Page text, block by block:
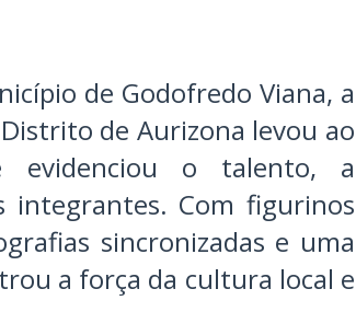
de Godofredo Viana, a
de Aurizona levou ao
evidenciou o talento, a
integrantes. Com figurinos
sincronizadas e uma
a força da cultura local e